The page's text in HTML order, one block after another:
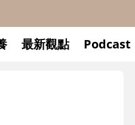
最新觀點 Podcast